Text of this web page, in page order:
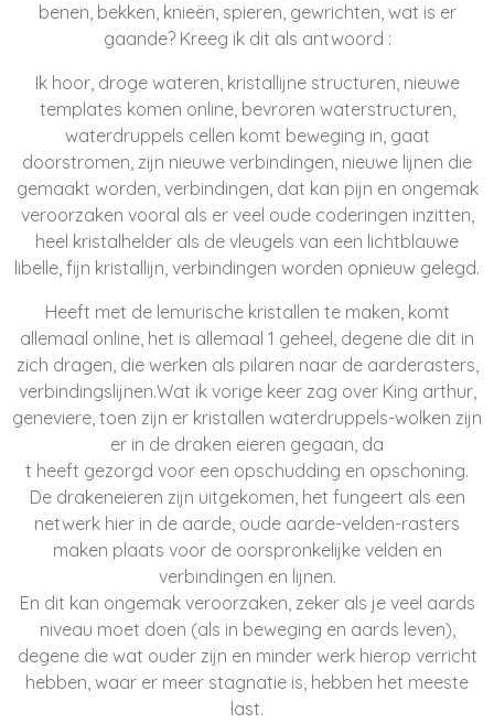
benen, bekken, knieën, spieren, gewrichten, wat is er
gaande? Kreeg ik dit als antwoord :
Ik hoor, droge wateren, kristallijne structuren, nieuwe
templates komen online, bevroren waterstructuren,
waterdruppels cellen komt beweging in, gaat
doorstromen, zijn nieuwe verbindingen, nieuwe lijnen die
gemaakt worden, verbindingen, dat kan pijn en ongemak
veroorzaken vooral als er veel oude coderingen inzitten,
heel kristalhelder als de vleugels van een lichtblauwe
libelle, fijn kristallijn, verbindingen worden opnieuw gelegd.
Heeft met de lemurische kristallen te maken, komt
allemaal online, het is allemaal 1 geheel, degene die dit in
zich dragen, die werken als pilaren naar de aarderasters,
verbindingslijnen.Wat ik vorige keer zag over King arthur,
geneviere, toen zijn er kristallen waterdruppels-wolken zijn
er in de draken eieren gegaan, da
t heeft gezorgd voor een opschudding en opschoning.
De drakeneieren zijn uitgekomen, het fungeert als een
netwerk hier in de aarde, oude aarde-velden-rasters
maken plaats voor de oorspronkelijke velden en
verbindingen en lijnen.
En dit kan ongemak veroorzaken, zeker als je veel aards
niveau moet doen (als in beweging en aards leven),
degene die wat ouder zijn en minder werk hierop verricht
hebben, waar er meer stagnatie is, hebben het meeste
last.